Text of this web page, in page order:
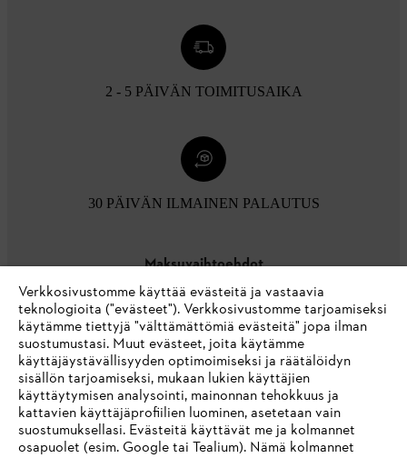
2 - 5 PÄIVÄN TOIMITUSAIKA
30 PÄIVÄN ILMAINEN PALAUTUS
Maksuvaihtoehdot
Yritys
Verkkosivustomme käyttää evästeitä ja vastaavia
teknologioita ("evästeet"). Verkkosivustomme tarjoamiseksi
käytämme tiettyjä "välttämättömiä evästeitä" jopa ilman
suostumustasi. Muut evästeet, joita käytämme
käyttäjäystävällisyyden optimoimiseksi ja räätälöidyn
sisällön tarjoamiseksi, mukaan lukien käyttäjien
käyttäytymisen analysointi, mainonnan tehokkuus ja
kattavien käyttäjäprofiilien luominen, asetetaan vain
suostumuksellasi. Evästeitä käyttävät me ja kolmannet
osapuolet (esim. Google tai Tealium). Nämä kolmannet